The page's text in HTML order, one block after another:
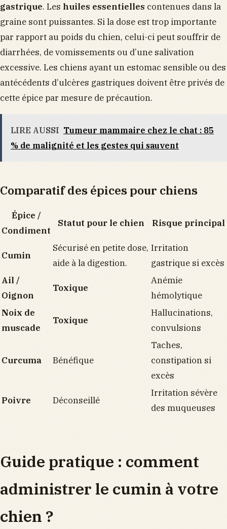
gastrique. Les huiles essentielles contenues dans la
graine sont puissantes. Si la dose est trop importante
par rapport au poids du chien, celui-ci peut souffrir de
diarrhées, de vomissements ou d’une salivation
excessive. Les chiens ayant un estomac sensible ou des
antécédents d’ulcères gastriques doivent être privés de
cette épice par mesure de précaution.
LIRE AUSSI Tumeur mammaire chez le chat : 85
% de malignité et les gestes qui sauvent
Comparatif des épices pour chiens
Épice /
Condiment
Statut pour le chien Risque principal
Cumin
Sécurisé en petite dose,
aide à la digestion.
Irritation
gastrique si excès
Ail /
Oignon
Toxique
Anémie
hémolytique
Noix de
muscade
Toxique
Hallucinations,
convulsions
Curcuma Bénéfique
Taches,
constipation si
excès
Poivre Déconseillé
Irritation sévère
des muqueuses
Guide pratique : comment
administrer le cumin à votre
chien ?